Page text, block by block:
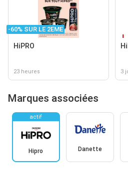
-60% SUR LE 2EME
HiPRO
23 heures 3
Marques associées
actif
Hipro Danette